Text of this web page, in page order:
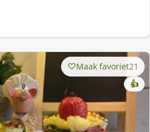
Maak favoriet21
👍